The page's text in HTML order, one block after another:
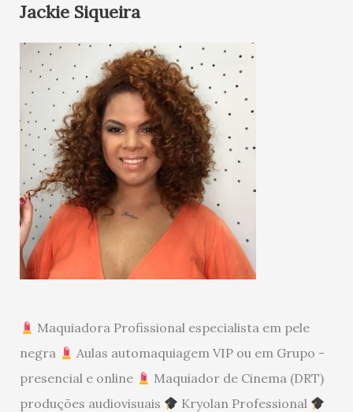
Jackie Siqueira
Maquiadora Profissional especialista em pele
negra
Aulas automaquiagem VIP ou em Grupo -
presencial e online
Maquiador de Cinema (DRT)
produções audiovisuais
Kryolan Professional